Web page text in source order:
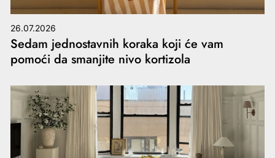
26.07.2026
Sedam jednostavnih koraka koji će vam
pomoći da smanjite nivo kortizola